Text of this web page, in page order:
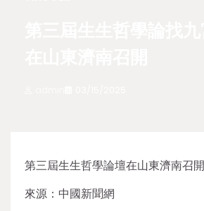
第三屆生生哲學論壇在山東濟南召開
來源：中國新聞網